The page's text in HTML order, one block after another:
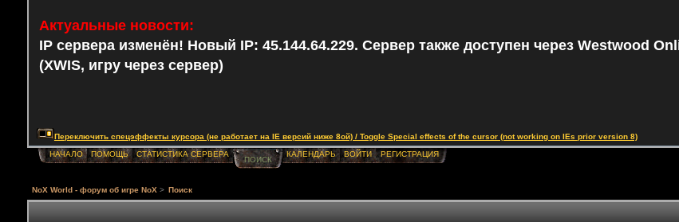
Актуальные новости:
IP сервера изменён! Новый IP: 45.144.64.229. Сервер также доступен через Westwood
(XWIS, игру через сервер)
Переключить спецэффекты курсора (не работает на IE версий ниже 8ой) / Toggle Special effects of the cursor (not working on IEs prior version 8)
НАЧАЛО ПОМОЩЬ СТАТИСТИКА СЕРВЕРА
ПОИСК
КАЛЕНДАРЬ ВОЙТИ РЕГИСТРАЦИЯ
NoX World - форум об игре NoX > Поиск